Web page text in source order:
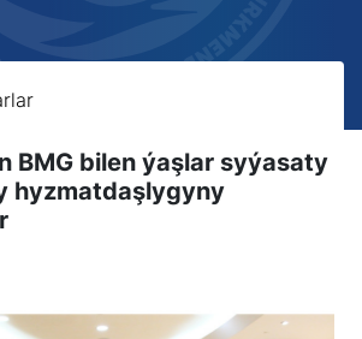
BMG bilen ýaşlar syýasaty
hyzmatdaşlygyny